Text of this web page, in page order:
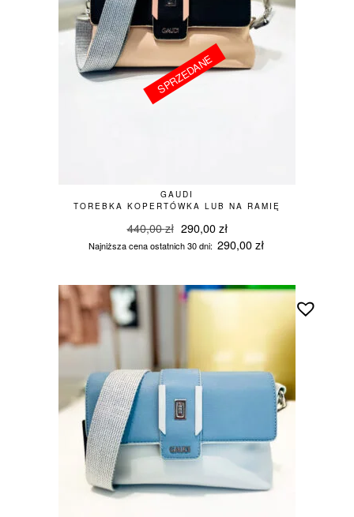
GAUDI
TOREBKA KOPERTÓWKA LUB NA RAMIĘ
440,00zł Pierwotna
wynosiła:
290,00 zł
wynosi:
Najniższa cena ostatnich 30 dni: 290,00 zł
SPRZEDANE